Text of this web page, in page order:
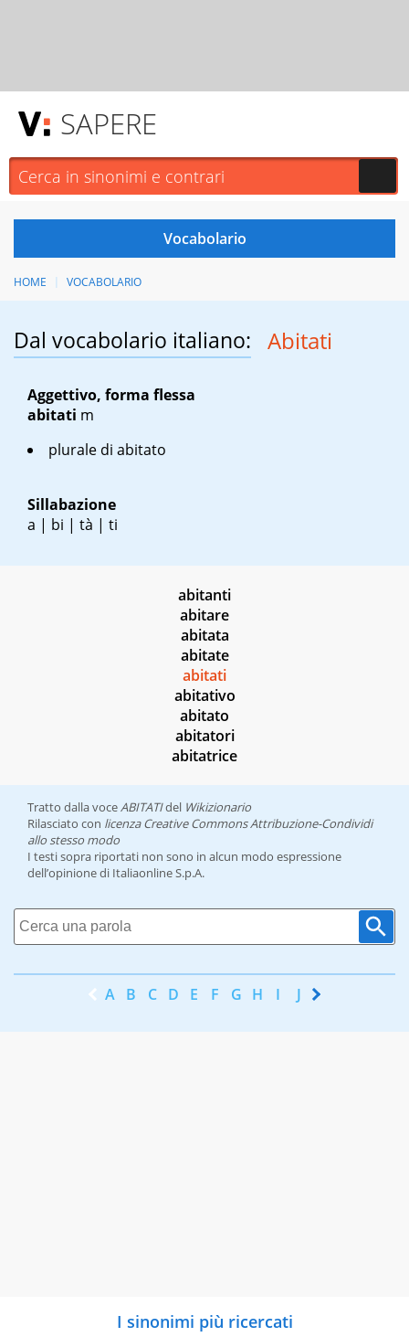
SAPERE
HOME VOCABOLARIO
Dal vocabolario italiano: Abitati
Aggettivo, forma flessa
abitati m
plurale di abitato
Sillabazione
a | bi | tà | ti
abitanti
abitare
abitata
abitate
abitati
abitativo
abitato
abitatori
abitatrice
Tratto dalla voceABITATIdel Wikizionario
Rilasciato con licenza Creative Commons Attribuzione-Condividi
allo stesso modo
I testi sopra riportati non sono in alcun modo espressione
dell’opinione di Italiaonline S.p.A.
A B C D E F G H I J K
I sinonimi più ricercati